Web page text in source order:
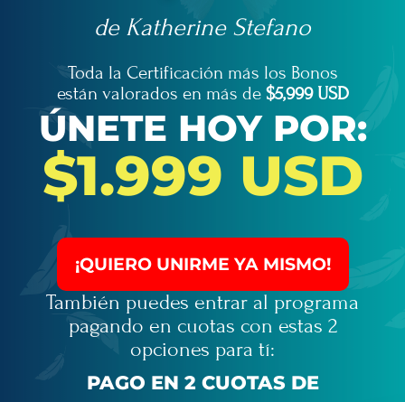
de Katherine Stefano
Toda la Certificación más los Bonos
están valorados en más de $5,999 USD
ÚNETE HOY POR:
$1.999 USD
¡QUIERO UNIRME YA MISMO!
También puedes entrar al programa
pagando en cuotas con estas 2
opciones para tí:
PAGO EN 2 CUOTAS DE